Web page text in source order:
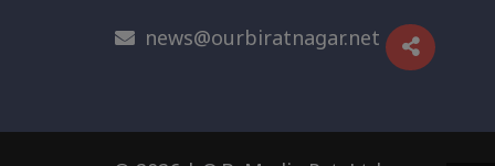
news@ourbiratnagar.net